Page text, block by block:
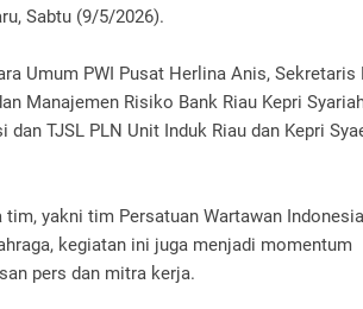
Sabtu (9/5/2026).
Umum PWI Pusat Herlina Anis, Sekretaris
Manajemen Risiko Bank Riau Kepri
TJSL PLN Unit Induk Riau dan Kepri
yakni tim Persatuan Wartawan
kegiatan ini juga menjadi momentum
pers dan mitra kerja.